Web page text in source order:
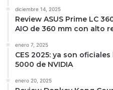
diciembre 14, 2025
Review ASUS Prime LC
AIO de 360 mm con alto
enero 7, 2025
CES 2025: ya son
5000 de NVIDIA
enero 20, 2025